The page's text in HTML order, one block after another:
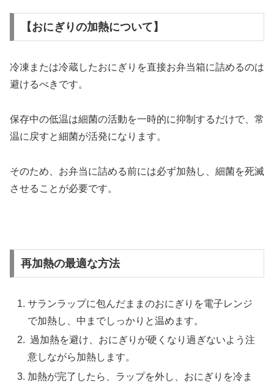
【おにぎりの加熱について】
冷凍または冷蔵したおにぎりを直接お弁当箱に詰めるのは
避けるべきです。
保存中の低温は細菌の活動を一時的に抑制するだけで、常
温に戻すと細菌が活発になります。
そのため、お弁当に詰める前には必ず加熱し、細菌を死滅
させることが必要です。
再加熱の最適な方法
サランラップに包んだままのおにぎりを電子レンジ
で加熱し、中までしっかりと温めます。
過加熱を避け、おにぎりが硬くなり過ぎないよう注
意しながら加熱します。
加熱が完了したら、ラップを外し、おにぎりを冷ま